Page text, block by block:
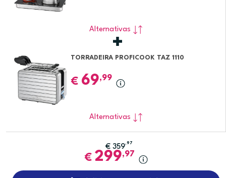
Alternativas
TORRADEIRA PROFICOOK TAZ 1110
€ 69,99
Alternativas
€ 359,97
€ 299,97